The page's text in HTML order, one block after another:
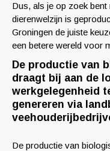
Dus, als je op zoek
dierenwelzijn is
Groningen de juiste
een betere wereld voor
De productie van
draagt ​​bij aan de
werkgelegenheid
genereren via
De productie van